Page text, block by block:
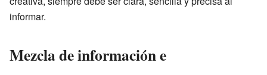
informar.
Mezcla de información e